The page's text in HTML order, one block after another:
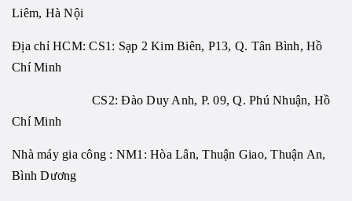
Liêm, Hà Nội
Địa chỉ HCM: CS1: Sạp 2 Kim Biên, P13, Q. Tân Bình, Hồ
Chí Minh
CS2: Đào Duy Anh, P. 09, Q. Phú Nhuận, Hồ
Chí Minh
Nhà máy gia công : NM1: Hòa Lân, Thuận Giao, Thuận An,
Bình Dương